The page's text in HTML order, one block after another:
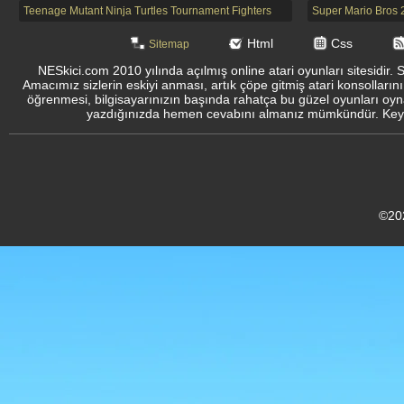
Teenage Mutant Ninja Turtles Tournament Fighters
Super Mario Bros
Sitemap Html
Css
NESkici.com 2010 yılında açılmış online atari oyunları
Amacımız sizlerin eskiyi anması, artık çöpe gitmiş atari
öğrenmesi, bilgisayarınızın başında rahatça bu güzel oyunları
yazdığınızda hemen cevabını almanız mümkündür.